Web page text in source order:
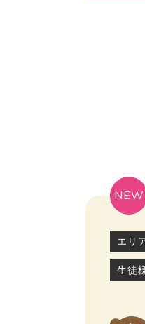
NEW
エリ
生徒